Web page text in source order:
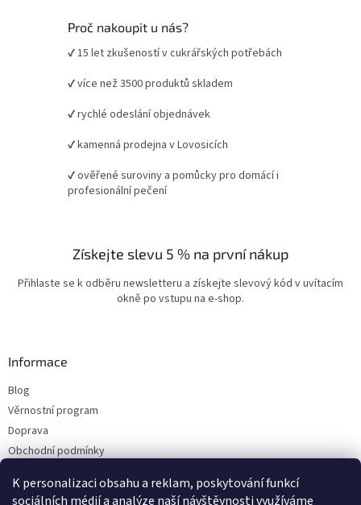
K personalizaci obsahu a reklam, poskytování funkcí
sociálních médií a analýze naší návštěvnosti využíváme
Proč nakoupit u nás?
✔ 15 let zkušeností v cukrářských potřebách
✔ více než 3500 produktů skladem
✔ rychlé odeslání objednávek
✔ kamenná prodejna v Lovosicích
✔ ověřené suroviny a pomůcky pro domácí i
profesionální pečení
Získejte slevu 5 % na první nákup
Přihlaste se k odběru newsletteru a získejte slevový kód v uvítacím
okně po vstupu na e-shop.
Informace
Blog
Věrnostní program
Doprava
Obchodní podmínky
Kontakty